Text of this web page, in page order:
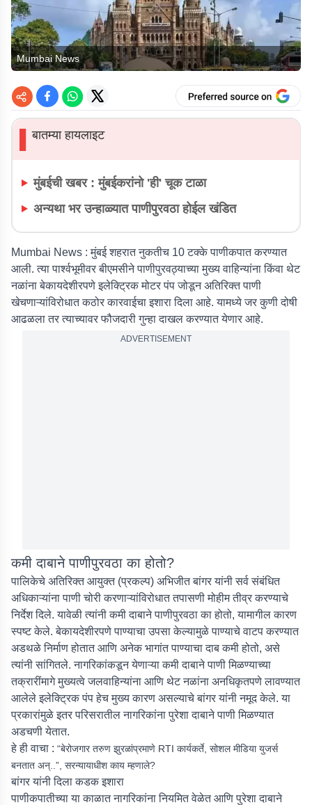
Mumbai News
▌बातम्या हायलाइट
मुंबईची खबर : मुंबईकरांनो 'ही' चूक टाळा
अन्यथा भर उन्हाळ्यात पाणीपुरवठा होईल खंडित
Mumbai News :मुंबई शहरात नुकतीच 10 टक्के पाणीकपात करण्यात
आली. त्या पार्श्वभूमीवर बीएमसीने पाणीपुरवठ्याच्या मुख्य वाहिन्यांना किंवा थेट
नळांना बेकायदेशीरपणे इलेक्ट्रिक मोटर पंप जोडून अतिरिक्त पाणी
खेचणाऱ्यांविरोधात कठोर कारवाईचा इशारा दिला आहे. यामध्ये जर कुणी दोषी
आढळला तर त्याच्यावर फौजदारी गुन्हा दाखल करण्यात येणार आहे.
ADVERTISEMENT
कमी दाबाने पाणीपुरवठा का होतो?
पालिकेचे अतिरिक्त आयुक्त (प्रकल्प) अभिजीत बांगर यांनी सर्व संबंधित
अधिकाऱ्यांना पाणी चोरी करणाऱ्यांविरोधात तपासणी मोहीम तीव्र करण्याचे
निर्देश दिले. यावेळी त्यांनी कमी दाबाने पाणीपुरवठा का होतो, यामागील कारण
स्पष्ट केले. बेकायदेशीरपणे पाण्याचा उपसा केल्यामुळे पाण्याचे वाटप करण्यात
अडथळे निर्माण होतात आणि अनेक भागांत पाण्याचा दाब कमी होतो, असे
त्यांनी सांगितले. नागरिकांकडून येणाऱ्या कमी दाबाने पाणी मिळण्याच्या
तक्रारींमागे मुख्यत्वे जलवाहिन्यांना आणि थेट नळांना अनधिकृतपणे लावण्यात
आलेले इलेक्ट्रिक पंप हेच मुख्य कारण असल्याचे बांगर यांनी नमूद केले. या
प्रकारांमुळे इतर परिसरातील नागरिकांना पुरेशा दाबाने पाणी मिळण्यात
अडचणी येतात.
हे ही वाचा : “बेरोजगार तरुण झुरळांप्रमाणे RTI कार्यकर्ते, सोशल मीडिया युजर्स
बनतात अन्..”, सरन्यायाधीश काय म्हणाले?
बांगर यांनी दिला कडक इशारा
पाणीकपातीच्या या काळात नागरिकांना नियमित वेळेत आणि पुरेशा दाबाने